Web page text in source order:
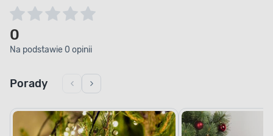
0
Na podstawie 0 opinii
Porady